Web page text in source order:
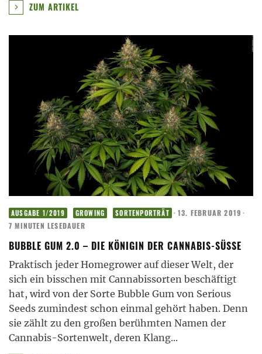
ZUM ARTIKEL
AUSGABE 1/2019 GROWING SORTENPORTRÄT · 13. FEBRUAR 2019 ·
7 MINUTEN LESEDAUER
BUBBLE GUM 2.0 – DIE KÖNIGIN DER CANNABIS-SÜSSE
Praktisch jeder Homegrower auf dieser Welt, der
sich ein bisschen mit Cannabissorten beschäftigt
hat, wird von der Sorte Bubble Gum von Serious
Seeds zumindest schon einmal gehört haben. Denn
sie zählt zu den großen berühmten Namen der
Cannabis-Sortenwelt, deren Klang...